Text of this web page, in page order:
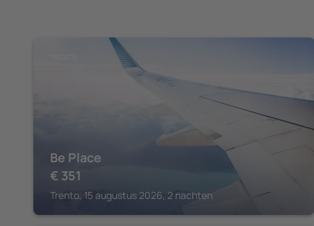
Be Place
€ 351
Trento, 15 augustus 2026, 2 nachten